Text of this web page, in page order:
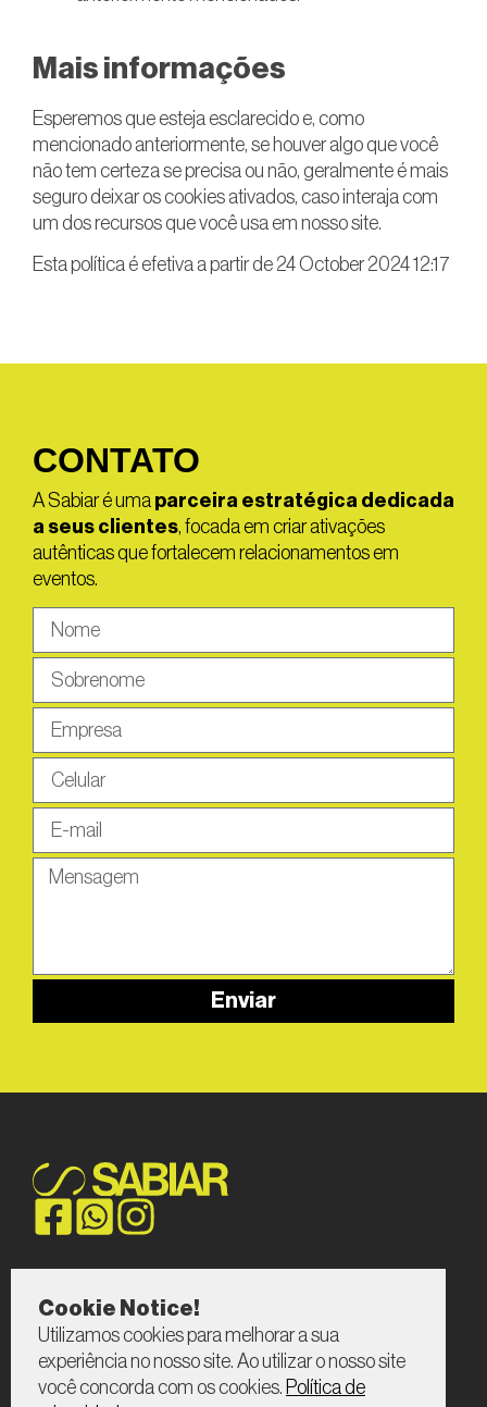
Mais informações
Esperemos que esteja esclarecido e, como
mencionado anteriormente, se houver algo que você
não tem certeza se precisa ou não, geralmente é mais
seguro deixar os cookies ativados, caso interaja com
um dos recursos que você usa em nosso site.
Esta política é efetiva a partir de 24 October 2024 12:17
CONTATO
A Sabiar é uma parceira estratégica dedicada
a seus clientes, focada em criar ativações
autênticas que fortalecem relacionamentos em
eventos.
Enviar
CASES
SPOTS
CONTATO
GIFTS
SOBRE NÓS
Cookie Notice!
Utilizamos cookies para melhorar a sua
experiência no nosso site. Ao utilizar o nosso site
você concorda com os cookies. Política de